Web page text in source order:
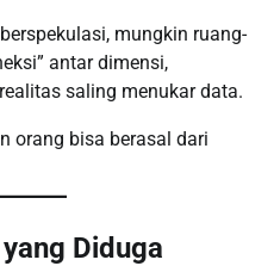
mungkin ruang-
antar dimensi,
saling menukar data.
orang bisa berasal dari
Diduga